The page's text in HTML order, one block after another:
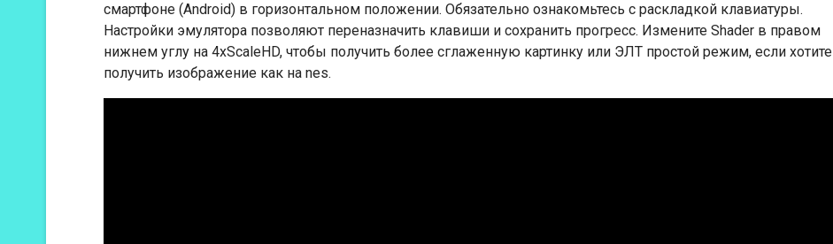
смартфоне (Android) в горизонтальном положении. Обязательно ознакомьтесь с раскладкой клавиатуры.
Настройки эмулятора позволяют переназначить клавиши и сохранить прогресс. Измените Shader в правом
нижнем углу на 4xScaleHD, чтобы получить более сглаженную картинку или ЭЛТ простой режим, если хотите
получить изображение как на nes.